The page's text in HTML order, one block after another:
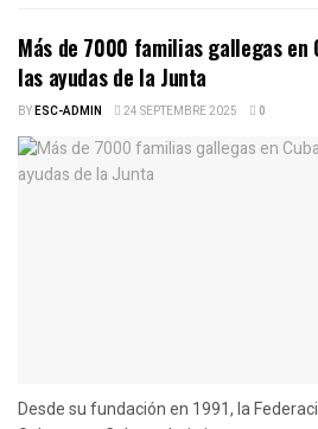
Más de 7000 familias gallegas en
las ayudas de la Junta
BYESC-ADMIN 24 SEPTEMBRE 2025 0
Desde su fundación en 1991, la